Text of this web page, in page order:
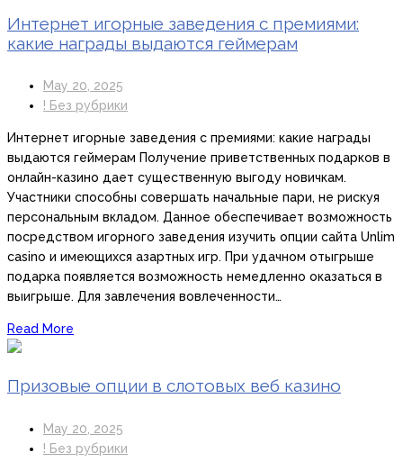
Интернет игорные заведения с премиями:
какие награды выдаются геймерам
May 20, 2025
! Без рубрики
Интернет игорные заведения с премиями: какие награды
выдаются геймерам Получение приветственных подарков в
онлайн-казино дает существенную выгоду новичкам.
Участники способны совершать начальные пари, не рискуя
персональным вкладом. Данное обеспечивает возможность
посредством игорного заведения изучить опции сайта Unlim
casino и имеющихся азартных игр. При удачном отыгрыше
подарка появляется возможность немедленно оказаться в
выигрыше. Для завлечения вовлеченности…
Read More
Призовые опции в слотовых веб казино
May 20, 2025
! Без рубрики